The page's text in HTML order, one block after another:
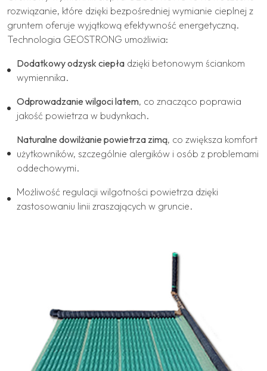
rozwiązanie, które dzięki bezpośredniej wymianie cieplnej z
gruntem oferuje wyjątkową efektywność energetyczną.
Technologia GEOSTRONG umożliwia:
Dodatkowy odzysk ciepła dzięki betonowym ściankom
wymiennika.
Odprowadzanie wilgoci latem, co znacząco poprawia
jakość powietrza w budynkach.
Naturalne dowilżanie powietrza zimą, co zwiększa komfort
użytkowników, szczególnie alergików i osób z problemami
oddechowymi.
Możliwość regulacji wilgotności powietrza dzięki
zastosowaniu linii zraszających w gruncie.